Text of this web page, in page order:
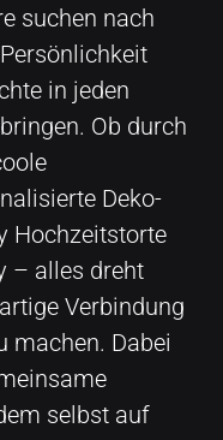
suchen nach
in jeden
Ob durch
Deko-
Hochzeitstorte
– alles dreht
Verbindung
machen. Dabei
selbst auf